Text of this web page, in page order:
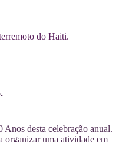
do Haiti.
desta celebração anual.
organizar uma atividade em